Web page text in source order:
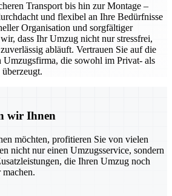
Transport bis hin zur Montage –
und flexibel an Ihre Bedürfnisse
Organisation und sorgfältiger
dass Ihr Umzug nicht nur stressfrei,
abläuft. Vertrauen Sie auf die
Umzugsfirma, die sowohl im Privat- als
wir Ihnen
möchten, profitieren Sie von vielen
nicht nur einen Umzugsservice, sondern
die Ihren Umzug noch
machen.